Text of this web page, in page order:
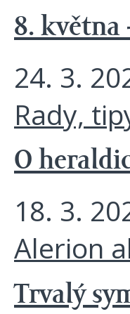
8. května
24. 3.
Rady,
O
18. 3.
Alerion
Trvalý